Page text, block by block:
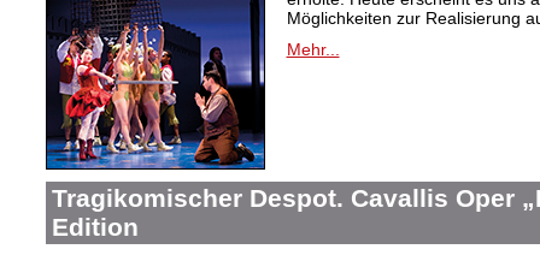
Möglichkeiten zur Realisierung
Mehr...
Tragikomischer Despot. Cavallis Oper
Edition